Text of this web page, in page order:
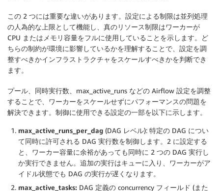
この 2 つには重要な違いがあります。設定による制限は並列処理
の人為的な上限として機能し、真のリソース制限はワーカーが
CPU またはメモリ容量をフルに使用していることを示します。ど
ちらの制約が環境に影響しているかを理解することで、設定を調
整すべきかインフラストラクチャをスケールすべきかを判断でき
ます。
プール、同時実行数、max_active_runs などの Airflow 設定を調整
することで、ワーカーをスケールせずにパフォーマンスの問題を
解決できます。制御に使用できる設定の一部を以下に示します。
max_active_runs_per_dag (DAG レベル): 特定の DAG につい
て同時に許可される DAG 実行数を制御します。2 に設定する
と、ワーカー容量に余裕があっても同時に 2 つの DAG 実行し
か実行できません。追加の実行はキューに入り、ワーカーがア
イドル状態でも DAG の実行が遅くなります。
max_active_tasks: DAG 定義の concurrency フィールド (また